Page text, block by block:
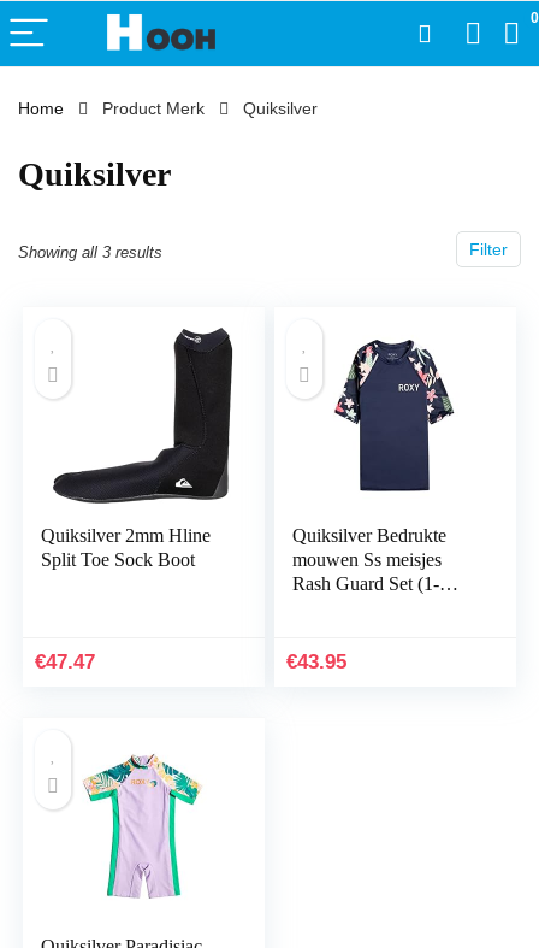
0
Home Product Merk ‎Quiksilver
‎Quiksilver
Filter
Showing all 3 results
Quiksilver 2mm Hline
Split Toe Sock Boot
€47.47
Quiksilver Bedrukte
mouwen Ss meisjes
Rash Guard Set (1-
€43.95